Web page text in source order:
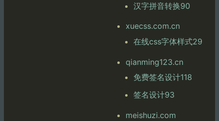
汉字拼音转换90
xuecss.com.cn
在线css字体样式29
qianming123.cn
免费签名设计118
签名设计93
meishuzi.com